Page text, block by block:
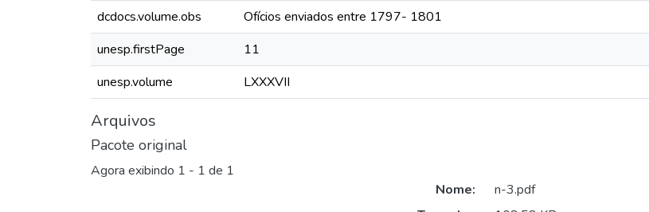
dcdocs.volume.obs
Ofícios enviados entre 1797- 1801
unesp.firstPage
11
unesp.volume
LXXXVII
Arquivos
Pacote original
Agora exibindo 1 - 1 de 1
Nome:
n-3.pdf